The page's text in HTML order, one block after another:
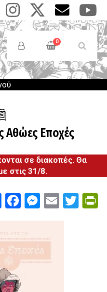
Users
Menu
0
Αθώες Εποχές
σε διακοπές. Θα
στις 31/8.
ShareFacebook
Email